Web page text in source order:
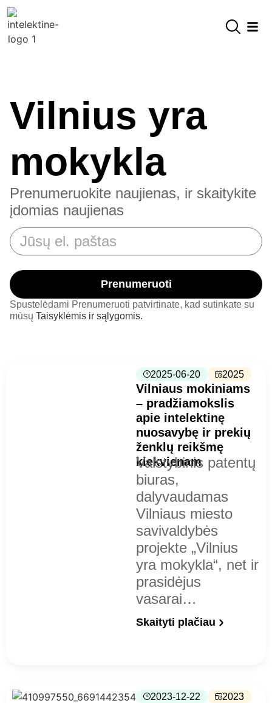
Vilnius yra
mokykla
Prenumeruokite naujienas, ir skaitykite
įdomias naujienas
Prenumeruoti
Spustelėdami Prenumeruoti patvirtinate, kad sutinkate su
mūsų Taisyklėmis ir sąlygomis.
2025-06-20 2025
Vilniaus mokiniams
– pradžiamokslis
apie intelektinę
nuosavybę ir prekių
ženklų reikšmę
kiekvienam
Valstybinis patentų
biuras,
dalyvaudamas
Vilniaus miesto
savivaldybės
projekte „Vilnius
yra mokykla“, net ir
prasidėjus
vasarai…
Skaityti plačiau
2023-12-22 2023